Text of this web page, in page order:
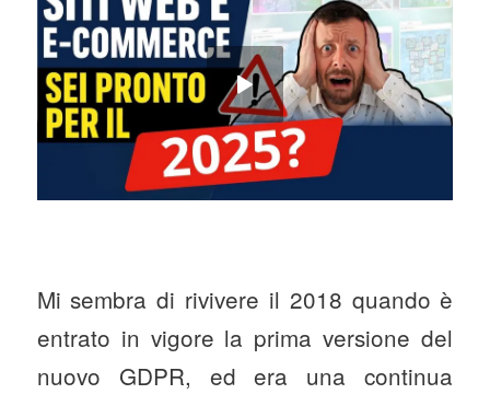
Mi sembra di rivivere il 2018 quando è
entrato in vigore la prima versione del
nuovo GDPR, ed era una continua